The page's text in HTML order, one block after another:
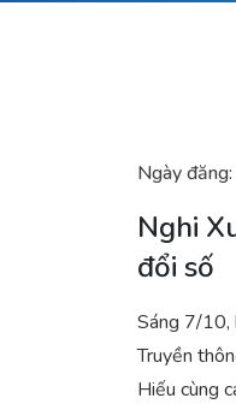
Ngày đăng:
Nghi
đổi số
Sáng 7/10,
Truyền
Hiếu cùng